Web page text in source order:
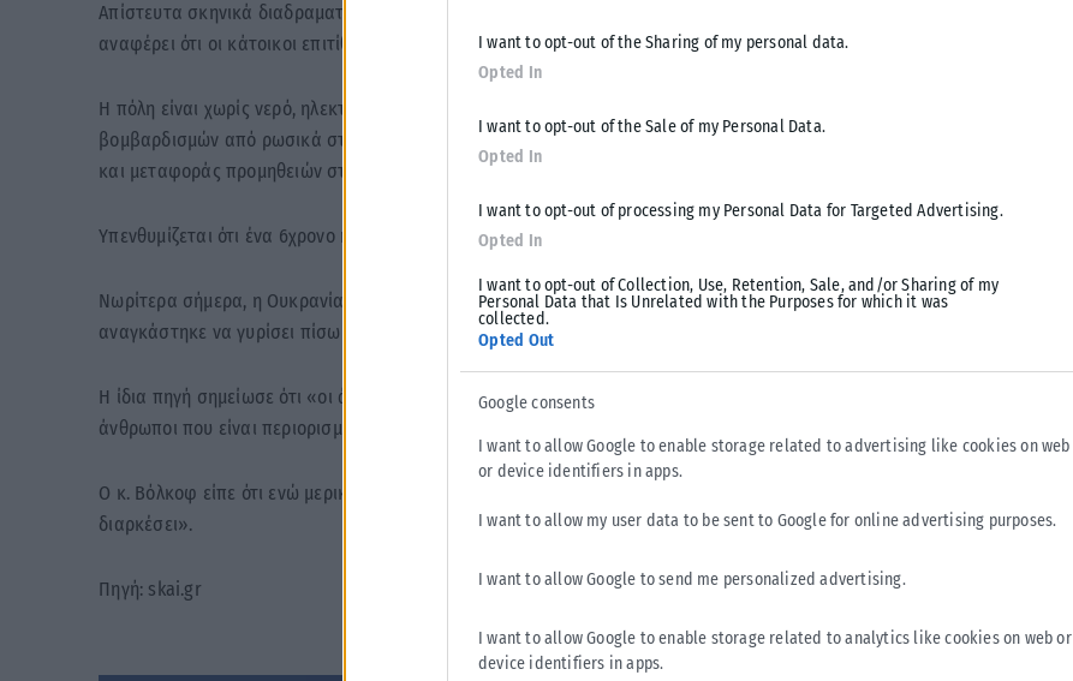
I want to opt-out of the Sharing of my personal data.
Opted In
I want to opt-out of the Sale of my Personal Data.
Opted In
I want to opt-out of processing my Personal Data for Targeted Advertising.
Opted In
I want to opt-out of Collection, Use, Retention, Sale, and/or Sharing of my
Personal Data that Is Unrelated with the Purposes for which it was
collected.
Opted Out
Google consents
I want to allow Google to enable storage related to advertising like cookies on web
or device identifiers in apps.
I want to allow my user data to be sent to Google for online advertising purposes.
I want to allow Google to send me personalized advertising.
I want to allow Google to enable storage related to analytics like cookies on web or
device identifiers in apps.
Απίστευτα σκηνικά διαδραματίζονται στην «πολιορκημένη» Μαριούπολη, με εκπρόσωπο του Ερυθρού Σταυρού να
αναφέρει ότι οι κάτοικοι επιτίθενται ο ένας στον άλλον για ένα κομμάτι… φαγητό.
Η πόλη είναι χωρίς νερό, ηλεκτρισμό και υπηρεσίες διαδικτύου εδώ και μέρες ως αποτέλεσμα των συνεχών
βομβαρδισμών από ρωσικά στρατεύματα που την έχουν περικυκλώσει, ενώ οι προσπάθειες εκκένωσης αμάχων
και μεταφοράς προμηθειών στη Μαριούπολη έπεσαν στο κενό.
Υπενθυμίζεται ότι ένα 6χρονο κορίτσι στη Μαριούπολη πέθανε πριν από λίγες ημέρες από αφυδάτωση.
Νωρίτερα σήμερα, η Ουκρανία είπε ότι μια ανθρωπιστική αυτοκινητοπομπή που κατευθυνόταν προς την πόλη
αναγκάστηκε να γυρίσει πίσω λόγω των συγκρούσεων.
Η ίδια πηγή σημείωσε ότι «οι άνθρωποι αρρωσταίνουν ήδη λόγω του κρύου. Δεν έχουν πού να πάνε. Ειδικά οι
άνθρωποι που είναι περιορισμένοι σε μικρούς χώρους».
Ο κ. Βόλκοφ είπε ότι ενώ μερικοί άνθρωποι εξακολουθούν να έχουν φαγητό: «Δεν είμαι σίγουρος πόσο θα
διαρκέσει».
Πηγή: skai.gr